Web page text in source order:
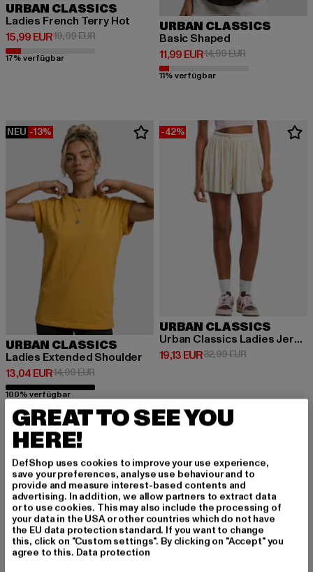
URBAN CLASSICS
Ladies French Terry Hot
15,99 EUR
Derzeitiger Preis: 15,99 EUR
19,99 EURAktionspreis: 19,99 EUR
17% verfügbar
URBAN CLASSICS
Basic Shaped
11,99 EUR
Derzeitiger Preis: 11,99 EUR
14,99 EURAktionspreis:
11% verfügbar
NEU -13%
URBAN CLASSICS
Ladies Extended Shoulder
13,04 EUR
Derzeitiger Preis: 13,04 EUR
14,99 EURAktionspreis: 14,99 EUR
100% verfügbar
-42%
URBAN CLASSICS
Urban Classics Ladies Jersey Skort
19,13 EUR
Derzeitiger Preis: 19,13 EUR
32,99 EURAktionspreis:
-13%
GREAT TO SEE YOU
HERE!
DefShop uses cookies to improve your use experience,
save your preferences, analyse use behaviour and to
provide and measure interest-based contents and
advertising. In addition, we allow partners to extract data
or to use cookies. This may also include the processing of
your data in the USA or other countries which do not have
the EU data protection standard. If you want to change
this, click on "Custom settings". By clicking on "Accept" you
agree to this. Data protection